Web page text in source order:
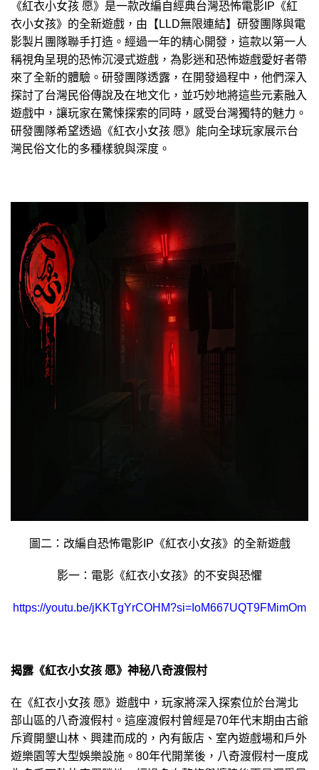
《紅衣小女孩 愿》是一款改編自經典台灣恐怖電影IP《紅
衣小女孩》的全新遊戲，由【LLD無限連結】研發團隊與電
影製片團隊聯手打造。經過一年的精心開發，這款以第一人
稱視角呈現的恐怖沉浸式遊戲，為影迷和恐怖遊戲愛好者帶
來了全新的體驗。研發團隊透露，在開發過程中，他們深入
探討了台灣民俗傳說及在地文化，並巧妙地將這些元素融入
遊戲中，讓玩家在驚悚探索的同時，感受台灣獨特的魅力。
研發團隊希望透過《紅衣小女孩 愿》能向全球玩家展示台
灣民俗文化的多種樣貌與深度。
圖二：改編自恐怖電影IP《紅衣小女孩》的全新遊戲
影一：電影《紅衣小女孩》的不安與恐懼
https://youtu.be/jKKTgYrCOHM?si=IoM667UQT9FMimOm
揭露《紅衣小女孩 愿》神秘八奇渡假村
在《紅衣小女孩 愿》遊戲中，玩家將深入探索位於台灣北
部山區的八奇渡假村。這座渡假村曾經是70年代末期由古爺
斥資開墾山林、興建而成的，內有飯店、室內遊戲場和戶外
遊樂園等大型娛樂設施。80年代開業後，八奇渡假村一度成